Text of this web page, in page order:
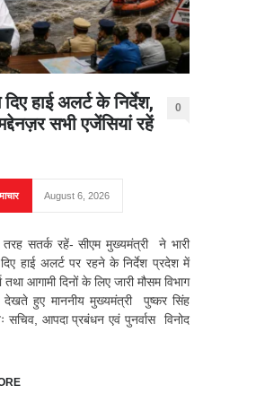
हाई अलर्ट के निर्देश,
सभी एजेंसियां रहें
0
August 6, 2026
तरह सतर्क रहें- सीएम मुख्यमंत्री ने भारी
हाई अलर्ट पर रहने के निर्देश प्रदेश में
तथा आगामी दिनों के लिए जारी मौसम विभाग
देखते हुए माननीय मुख्यमंत्री पुष्कर सिंह
सचिव, आपदा प्रबंधन एवं पुनर्वास विनोद